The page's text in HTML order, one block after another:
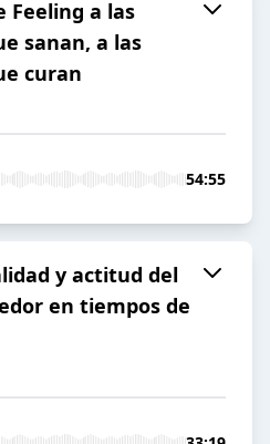
Feeling a las
sanan, a las
curan
54:55
y actitud del
en tiempos de